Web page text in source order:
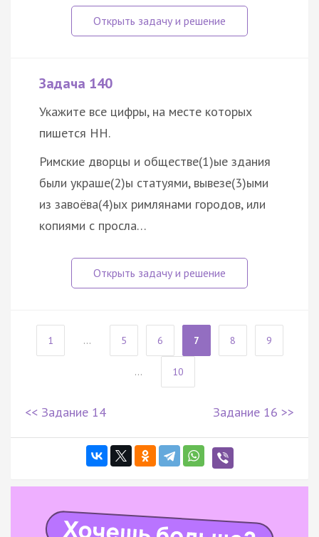
Задача 140
Укажите все цифры, на месте которых
пишется НН.
Римские дворцы и обществе(1)ые здания
были украше(2)ы статуями, вывезе(3)ыми
из завоёва(4)ых римлянами городов, или
копиями с просла…
1 ... 5 6 7 8 9
... 10
<< Задание 14 Задание 16 >>